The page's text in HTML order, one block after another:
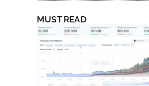
MUST READ